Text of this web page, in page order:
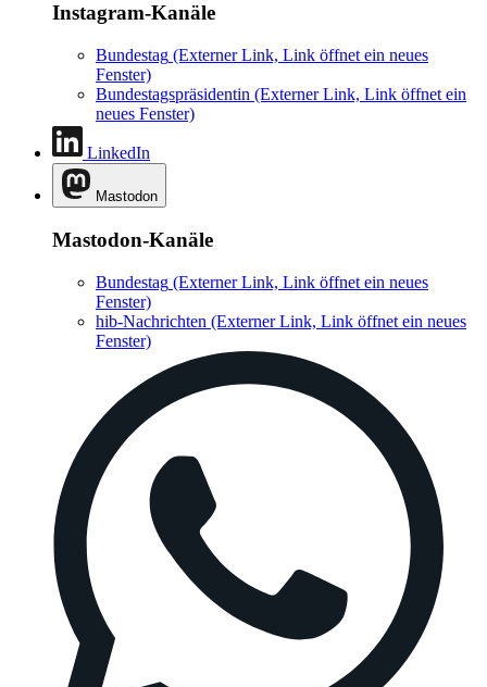
Instagram-Kanäle
Bundestag (Externer Link, Link öffnet ein neues
Fenster)
Bundestagspräsidentin (Externer Link, Link öffnet ein
neues Fenster)
LinkedIn
Mastodon
Mastodon-Kanäle
Bundestag (Externer Link, Link öffnet ein neues
Fenster)
hib-Nachrichten (Externer Link, Link öffnet ein neues
Fenster)